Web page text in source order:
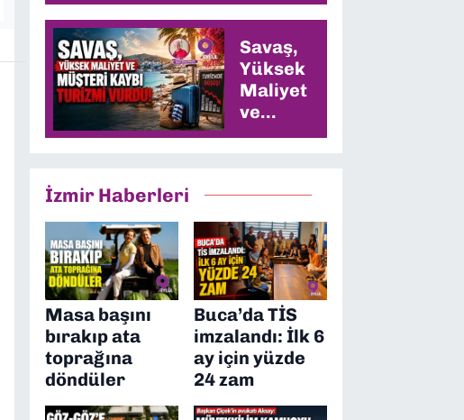
Savaş,
Yüksek
Maliyet
ve
Müşteri
Vurdu
İzmir Haberleri
Masa başını
bırakıp ata
toprağına
döndüler
Buca’da TİS
imzalandı: İlk 6
ay için yüzde
24 zam